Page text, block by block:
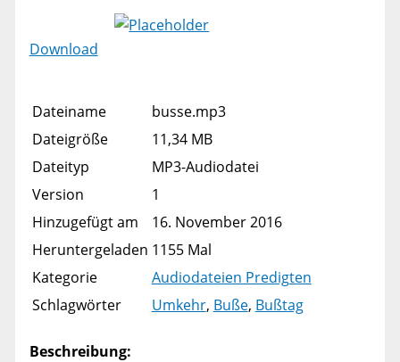
Download
Dateiname
busse.mp3
Dateigröße
11,34 MB
Dateityp
MP3-Audiodatei
Version
1
Hinzugefügt am
16. November 2016
Heruntergeladen 1155 Mal
Kategorie
Audiodateien Predigten
Schlagwörter
Umkehr, Buße, Bußtag
Beschreibung: